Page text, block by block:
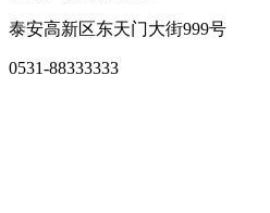
泰安高新区东天门大街999号
0531-88333333